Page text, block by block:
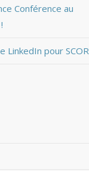
Conférence au
LinkedIn pour SCOR